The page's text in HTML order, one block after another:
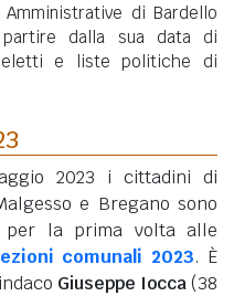
di Bardello
dalla sua data di
eletti e liste politiche di
2023 i cittadini di
e Bregano sono
per la prima volta alle
comunali 2023. È
Giuseppe Iocca(38